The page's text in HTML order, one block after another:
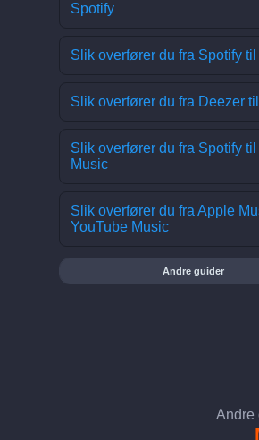
Spotify
Slik overfører du fra Spotify
Slik overfører du fra Deezer
Slik overfører du fra Spotify til
Music
Slik overfører du fra Apple
YouTube Music
Andre guider
Andre